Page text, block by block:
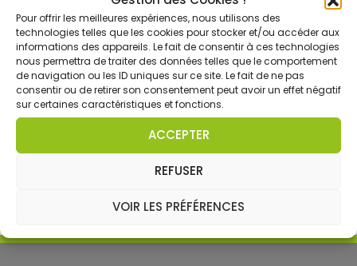
Pour offrir les meilleures expériences, nous utilisons des
technologies telles que les cookies pour stocker et/ou accéder aux
informations des appareils. Le fait de consentir à ces technologies
nous permettra de traiter des données telles que le comportement
de navigation ou les ID uniques sur ce site. Le fait de ne pas
consentir ou de retirer son consentement peut avoir un effet négatif
sur certaines caractéristiques et fonctions.
ACCEPTER
REFUSER
VOIR LES PRÉFÉRENCES
Formateur Conduite d’engins